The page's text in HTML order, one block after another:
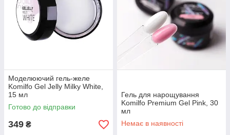
Моделюючий гель-желе
Komilfo Gel Jelly Milky White,
15 мл
Готово до відправки
349 ₴
Гель для нарощування
Komilfo Premium Gel Pink, 30
мл
Немає в наявності